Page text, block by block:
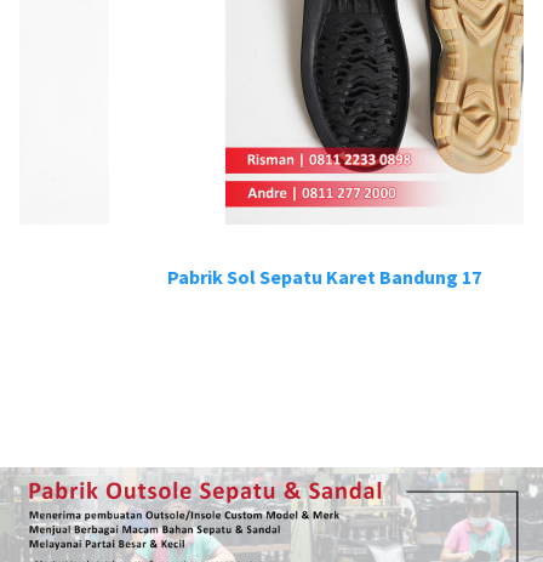
Pabrik Sol Sepatu Karet Bandung 17